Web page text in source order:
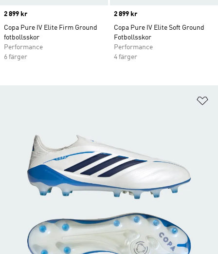
Price
2 899 kr
Copa Pure IV Elite Firm Ground
fotbollsskor
Performance
6 färger
Price
2 899 kr
Copa Pure IV Elite Soft Ground
Fotbollsskor
Performance
4 färger